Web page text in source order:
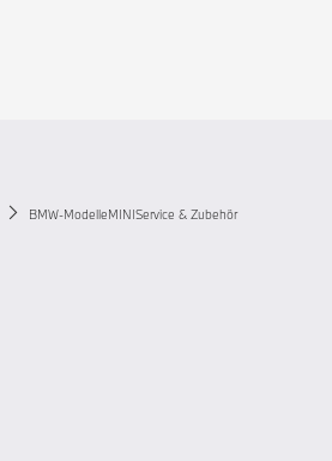
BMW-ModelleMINIService & Zubehör